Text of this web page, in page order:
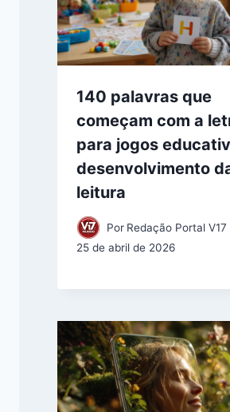
140 palavras que
começam com a
para jogos
desenvolvimento
leitura
Por Redação Portal V17
25 de abril de 2026